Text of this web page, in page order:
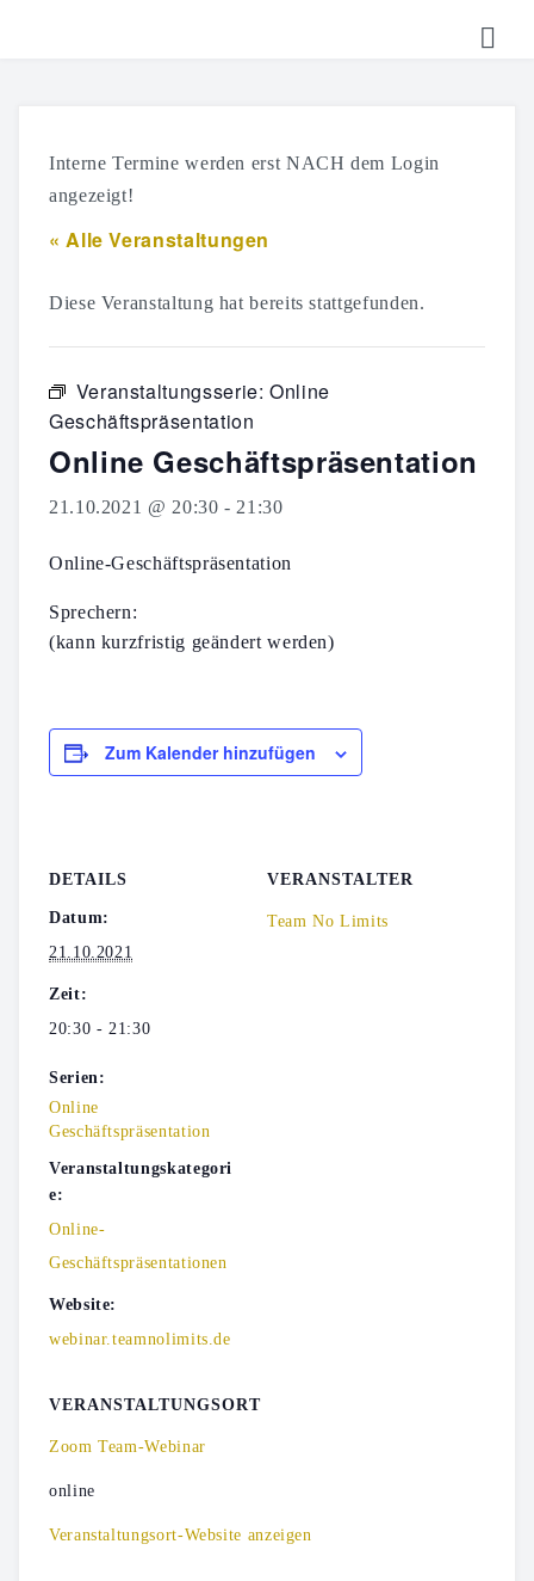
SHOP
KALENDER
LOGIN
Interne Termine werden erst NACH dem Login
angezeigt!
« Alle Veranstaltungen
Diese Veranstaltung hat bereits stattgefunden.
Veranstaltungsserie:Online
Geschäftspräsentation
Online Geschäftspräsentation
21.10.2021 @ 20:30 - 21:30
Online-Geschäftspräsentation
Sprechern:
(kann kurzfristig geändert werden)
Zum Kalender hinzufügen
DETAILS
Datum:
21.10.2021
Zeit:
20:30 - 21:30
Serien:
Online
Geschäftspräsentation
Veranstaltungskategori
e:
Online-
Geschäftspräsentationen
Website:
webinar.teamnolimits.de
VERANSTALTUNGSORT
Zoom Team-Webinar
online
Veranstaltungsort-Website anzeigen
VERANSTALTER
Team No Limits